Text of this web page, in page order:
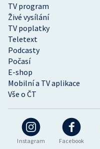
Instagram Facebook
TV program
Živé vysílání
TV poplatky
Teletext
Podcasty
Počasí
E-shop
Mobilní a TV aplikace
Vše o ČT